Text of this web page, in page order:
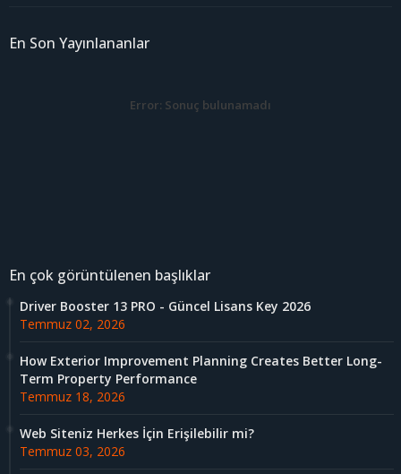
En Son Yayınlananlar
Error: Sonuç bulunamadı
En çok görüntülenen başlıklar
Driver Booster 13 PRO - Güncel Lisans Key 2026
Temmuz 02, 2026
How Exterior Improvement Planning Creates Better Long-
Term Property Performance
Temmuz 18, 2026
Web Siteniz Herkes İçin Erişilebilir mi?
Temmuz 03, 2026